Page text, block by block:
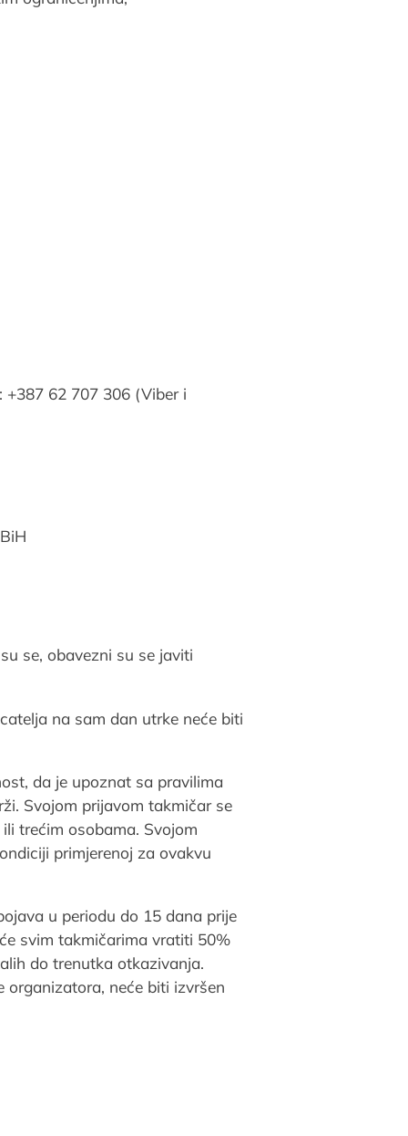
+387 62 707 306 (Viber i
se, obavezni su se javiti
na sam dan utrke neće biti
da je upoznat sa pravilima
Svojom prijavom takmičar se
trećim osobama. Svojom
primjerenoj za ovakvu
u periodu do 15 dana prije
svim takmičarima vratiti 50%
do trenutka otkazivanja.
organizatora, neće biti izvršen